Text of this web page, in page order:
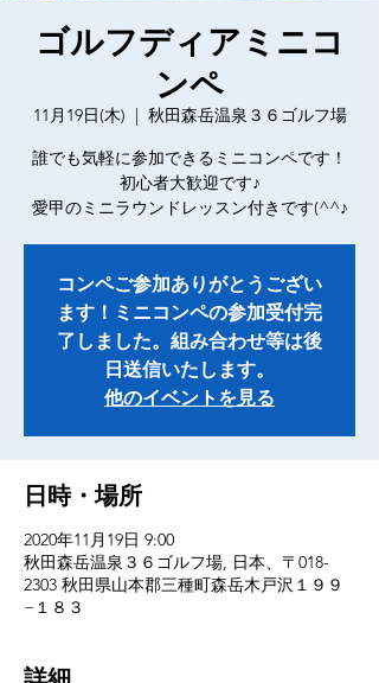
ゴルフディアミニコ
ンペ
11月19日(木)
  |
秋田森岳温泉３６ゴルフ場
誰でも気軽に参加できるミニコンペです！
初心者大歓迎です♪
愛甲のミニラウンドレッスン付きです(^^♪
コンペご参加ありがとうござい
ます！ミニコンペの参加受付完
了しました。組み合わせ等は後
日送信いたします。
他のイベントを見る
日時・場所
2020年11月19日 9:00
秋田森岳温泉３６ゴルフ場, 日本、〒018-
2303 秋田県山本郡三種町森岳木戸沢１９９
−１８３
詳細